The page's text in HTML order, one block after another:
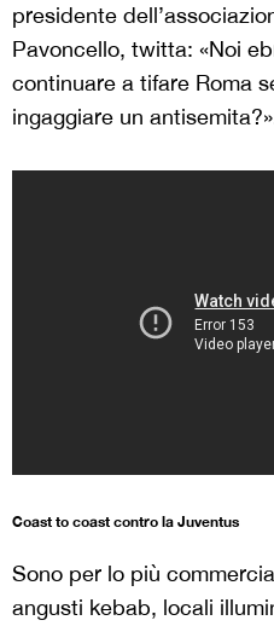
presidente
Pavoncello, twitta: «Noi
continuare a tifare Roma
ingaggiare un
Coast to coast contro la Juventus
Sono per lo più
angusti kebab, locali